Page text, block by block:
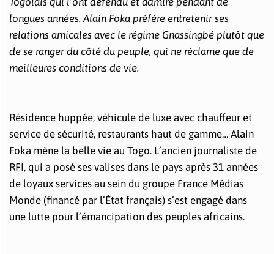
longues années. Alain Foka préfère entretenir ses
relations amicales avec le régime Gnassingbé plutôt que
de se ranger du côté du peuple, qui ne réclame que de
meilleures conditions de vie.
Résidence huppée, véhicule de luxe avec chauffeur et
service de sécurité, restaurants haut de gamme… Alain
Foka mène la belle vie au Togo. L’ancien journaliste de
RFI, qui a posé ses valises dans le pays après 31 années
de loyaux services au sein du groupe France Médias
Monde (financé par l’État français) s’est engagé dans
une lutte pour l’émancipation des peuples africains.